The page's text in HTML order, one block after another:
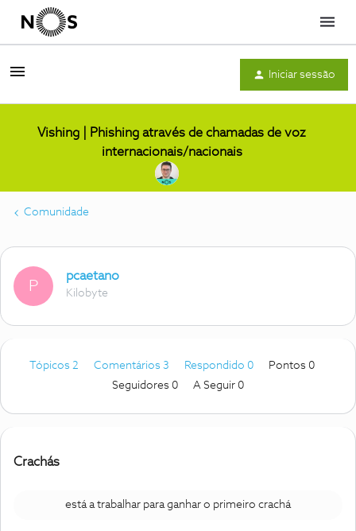
Menu
Iniciar sessão
Vishing | Phishing através de chamadas de voz
internacionais/nacionais
Comunidade
P
pcaetano
Kilobyte
Tópicos 2 Comentários 3 Respondido 0
Pontos 0
Seguidores 0 A Seguir 0
Crachás
está a trabalhar para ganhar o primeiro crachá